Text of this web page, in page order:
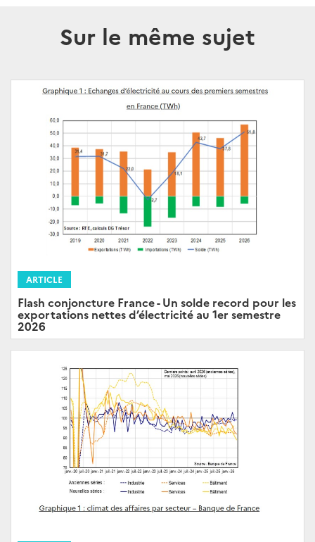
Sur le même sujet
ARTICLE
Flash conjoncture France - Un solde record pour les
exportations nettes d’électricité au 1er semestre
2026